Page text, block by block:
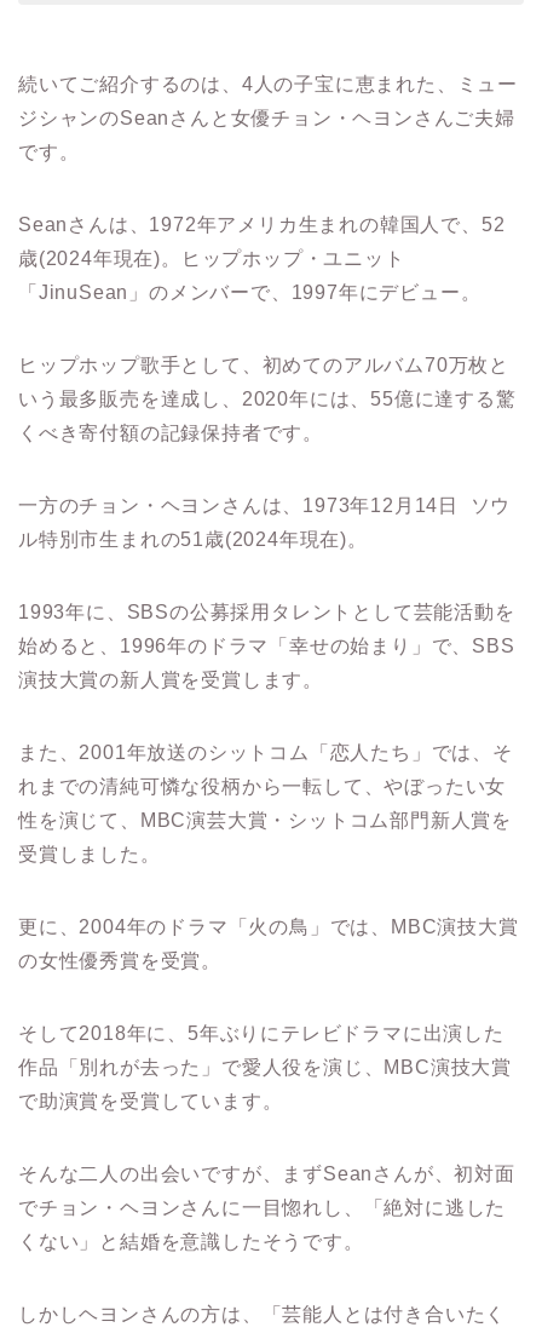
続いてご紹介するのは、4人の子宝に恵まれた、ミュー
ジシャンのSeanさんと女優チョン・ヘヨンさんご夫婦
です。
Seanさんは、1972年アメリカ生まれの韓国人で、52
歳(2024年現在)。ヒップホップ・ユニット
「JinuSean」のメンバーで、1997年にデビュー。
ヒップホップ歌手として、初めてのアルバム70万枚と
いう最多販売を達成し、2020年には、55億に達する驚
くべき寄付額の記録保持者です。
一方のチョン・ヘヨンさんは、1973年12月14日 ソウ
ル特別市生まれの51歳(2024年現在)。
1993年に、SBSの公募採用タレントとして芸能活動を
始めると、1996年のドラマ「幸せの始まり」で、SBS
演技大賞の新人賞を受賞します。
また、2001年放送のシットコム「恋人たち」では、そ
れまでの清純可憐な役柄から一転して、やぼったい女
性を演じて、MBC演芸大賞・シットコム部門新人賞を
受賞しました。
更に、2004年のドラマ「火の鳥」では、MBC演技大賞
の女性優秀賞を受賞。
そして2018年に、5年ぶりにテレビドラマに出演した
作品「別れが去った」で愛人役を演じ、MBC演技大賞
で助演賞を受賞しています。
そんな二人の出会いですが、まずSeanさんが、初対面
でチョン・ヘヨンさんに一目惚れし、「絶対に逃した
くない」と結婚を意識したそうです。
しかしヘヨンさんの方は、「芸能人とは付き合いたく